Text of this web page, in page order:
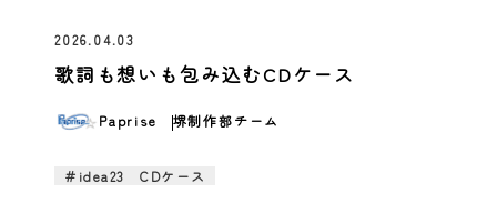
2026.04.03
歌詞も想いも包み込むCDケース
Paprise 堺制作部チーム
＃idea23 CDケース